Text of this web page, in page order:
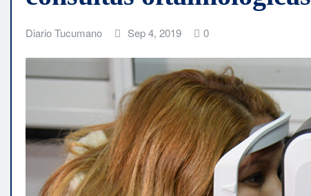
Diario Tucumano Sep 4, 2019 0